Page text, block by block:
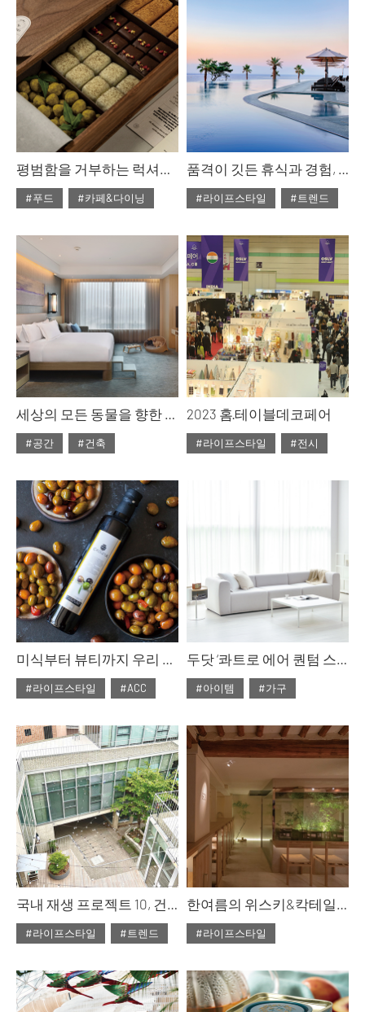
#라이프스타일
평범함을 거부하는 럭셔리 디저트
#푸드
#카페&다이닝
#ISSUE288
품격이 깃든 휴식과 경험, 파르나스 호텔 제주
#라이프스타일
#트렌드
#ISSUE288
#호텔
세상의 모든 동물을 향한 따뜻한 마음, 콘래드 서울
#공간
#건축
#ISSUE287
#여행
2023 홈·테이블데코페어
#라이프스타일
#전시
미식부터 뷰티까지 우리 일상 가까이, 스페인 올리브 브랜드 라치나타
#라이프스타일
#ACC
#ISSUE283
두닷 ‘콰트로 에어 퀀텀 스퀘어 페닉스 소파 테이블
#아이템
#가구
#ISSUE283
#두닷
#테이블
국내 재생 프로젝트 10, 건축에 지속성을 부여하다 PART ①
#라이프스타일
#트렌드
#ISSUE283
#재생 건축
한여름의 위스키&칵테일 바, 궁극의 공간에서 즐기는 한 잔
#라이프스타일
#2023년 8월호
#ISSUE281
#칵테일 바